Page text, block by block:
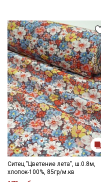
Ситец "Цветение лета", ш.0.8м,
хлопок-100%, 85гр/м.кв